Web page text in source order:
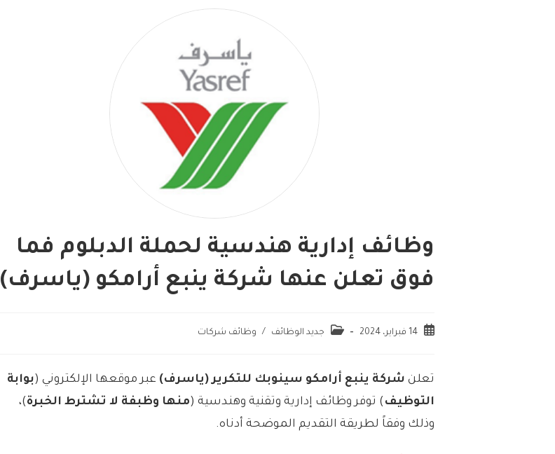
وظائف إدارية هندسية لحملة الدبلوم فما
فوق تعلن عنها شركة ينبع أرامكو (ياسرف)
14 فبراير، 2024 جديد الوظائف / وظائف شركات
تعلن شركة ينبع أرامكو سينوبك للتكرير (ياسرف) عبر موقعها الإلكتروني (بوابة
التوظيف ) توفر وظائف إدارية وتقنية وهندسية (منها وظبفة لا تشترط الخبرة)،
وذلك وفقاً لطريقة التقديم الموضحة أدناه.